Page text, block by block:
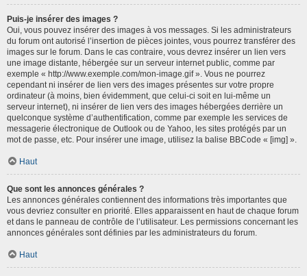
Puis-je insérer des images ?
Oui, vous pouvez insérer des images à vos messages. Si les administrateurs
du forum ont autorisé l’insertion de pièces jointes, vous pourrez transférer des
images sur le forum. Dans le cas contraire, vous devrez insérer un lien vers
une image distante, hébergée sur un serveur internet public, comme par
exemple « http://www.exemple.com/mon-image.gif ». Vous ne pourrez
cependant ni insérer de lien vers des images présentes sur votre propre
ordinateur (à moins, bien évidemment, que celui-ci soit en lui-même un
serveur internet), ni insérer de lien vers des images hébergées derrière un
quelconque système d’authentification, comme par exemple les services de
messagerie électronique de Outlook ou de Yahoo, les sites protégés par un
mot de passe, etc. Pour insérer une image, utilisez la balise BBCode « [img] ».
Haut
Que sont les annonces générales ?
Les annonces générales contiennent des informations très importantes que
vous devriez consulter en priorité. Elles apparaissent en haut de chaque forum
et dans le panneau de contrôle de l’utilisateur. Les permissions concernant les
annonces générales sont définies par les administrateurs du forum.
Haut